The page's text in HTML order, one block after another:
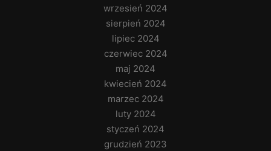
wrzesień 2024
sierpień 2024
lipiec 2024
czerwiec 2024
maj 2024
kwiecień 2024
marzec 2024
luty 2024
styczeń 2024
grudzień 2023